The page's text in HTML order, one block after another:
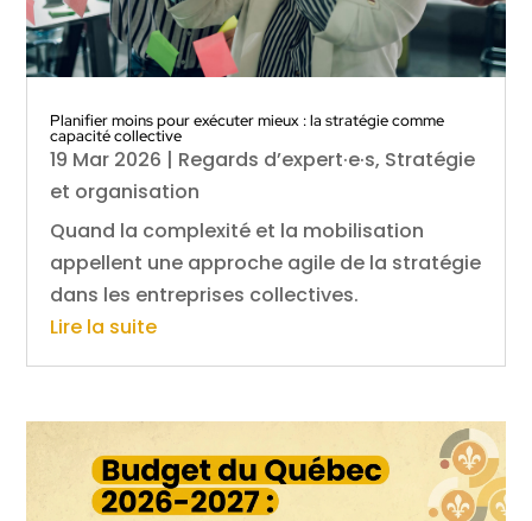
Planifier moins pour exécuter mieux : la stratégie comme
capacité collective
19 Mar 2026 | Regards d’expert·e·s, Stratégie
et organisation
Quand la complexité et la mobilisation
appellent une approche agile de la stratégie
dans les entreprises collectives.
Lire la suite